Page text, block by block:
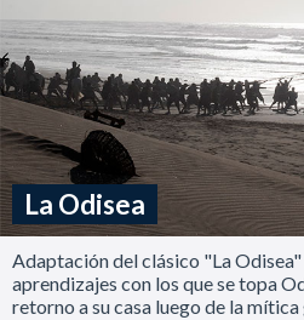
La Odisea
Adaptación del clásico "La
aprendizajes con los que se topa
retorno a su casa luego de la